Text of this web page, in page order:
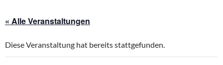
« Alle Veranstaltungen
Diese Veranstaltung hat bereits stattgefunden.